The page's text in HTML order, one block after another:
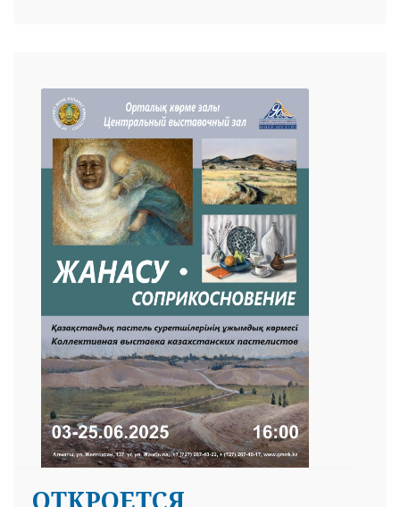
ОТКРОЕТСЯ